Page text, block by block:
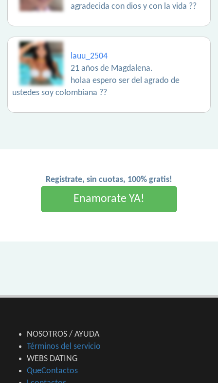
agradecida con dios y con la vida ??
lauu_2504
21 años de Magdalena.
holaa espero ser del agrado de
ustedes soy colombiana ??
Registrate, sin cuotas, 100% gratis!
Enamorate YA!
NOSOTROS / AYUDA
Términos del servicio
WEBS DATING
QueContactos